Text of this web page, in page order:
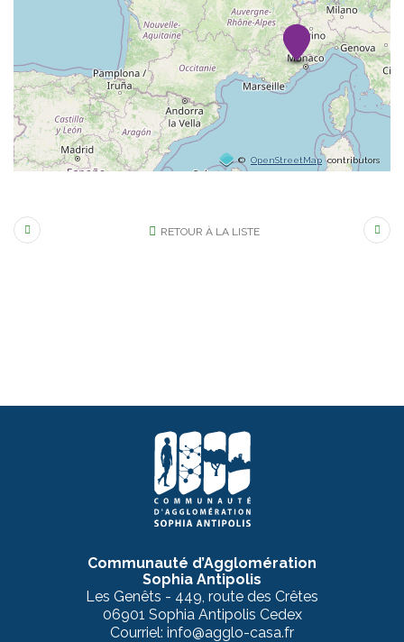
© OpenStreetMap contributors
RETOUR À LA LISTE
Communauté d’Agglomération
Sophia Antipolis
Les Genêts - 449, route des Crêtes
06901 Sophia Antipolis Cedex
Courriel: info@agglo-casa.fr